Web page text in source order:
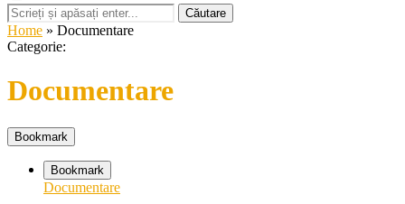
Căutare
Home » Documentare
Categorie:
Documentare
Bookmark
Bookmark
Documentare